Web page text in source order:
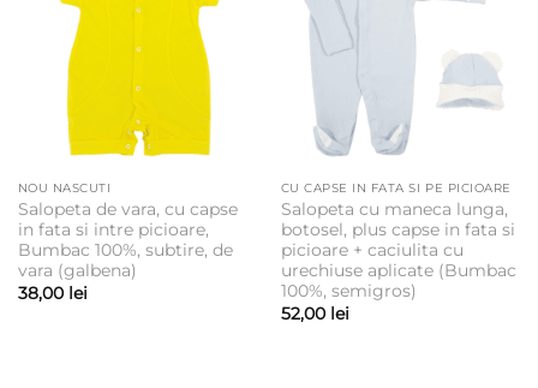
NOU NASCUTI
Salopeta de vara, cu capse
in fata si intre picioare,
Bumbac 100%, subtire, de
vara (galbena)
38,00 lei
CU CAPSE IN FATA SI PE PICIOARE
Salopeta cu maneca lunga,
botosel, plus capse in fata si
picioare + caciulita cu
urechiuse aplicate (Bumbac
100%, semigros)
52,00 lei